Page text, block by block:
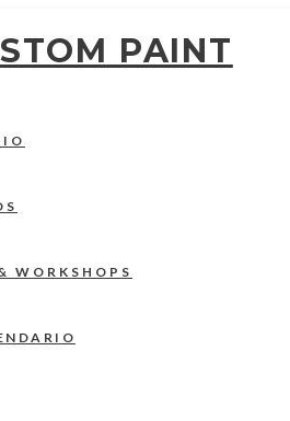
PAINT
WORKSHOPS